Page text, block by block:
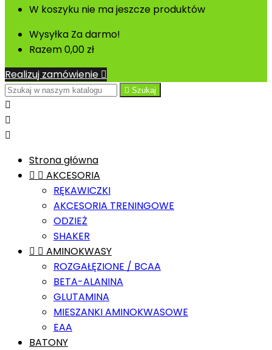
W koszyku nie ma jeszcze produktów
Wysyłka Za darmo!
Razem0,00 zł
Realizuj zamówienie 
 Szukaj



Strona główna
  AKCESORIA
RĘKAWICZKI
AKCESORIA TRENINGOWE
ODZIEŻ
SHAKER
  AMINOKWASY
ROZGAŁĘZIONE / BCAA
BETA-ALANINA
GLUTAMINA
MIESZANKI AMINOKWASOWE
EAA
BATONY